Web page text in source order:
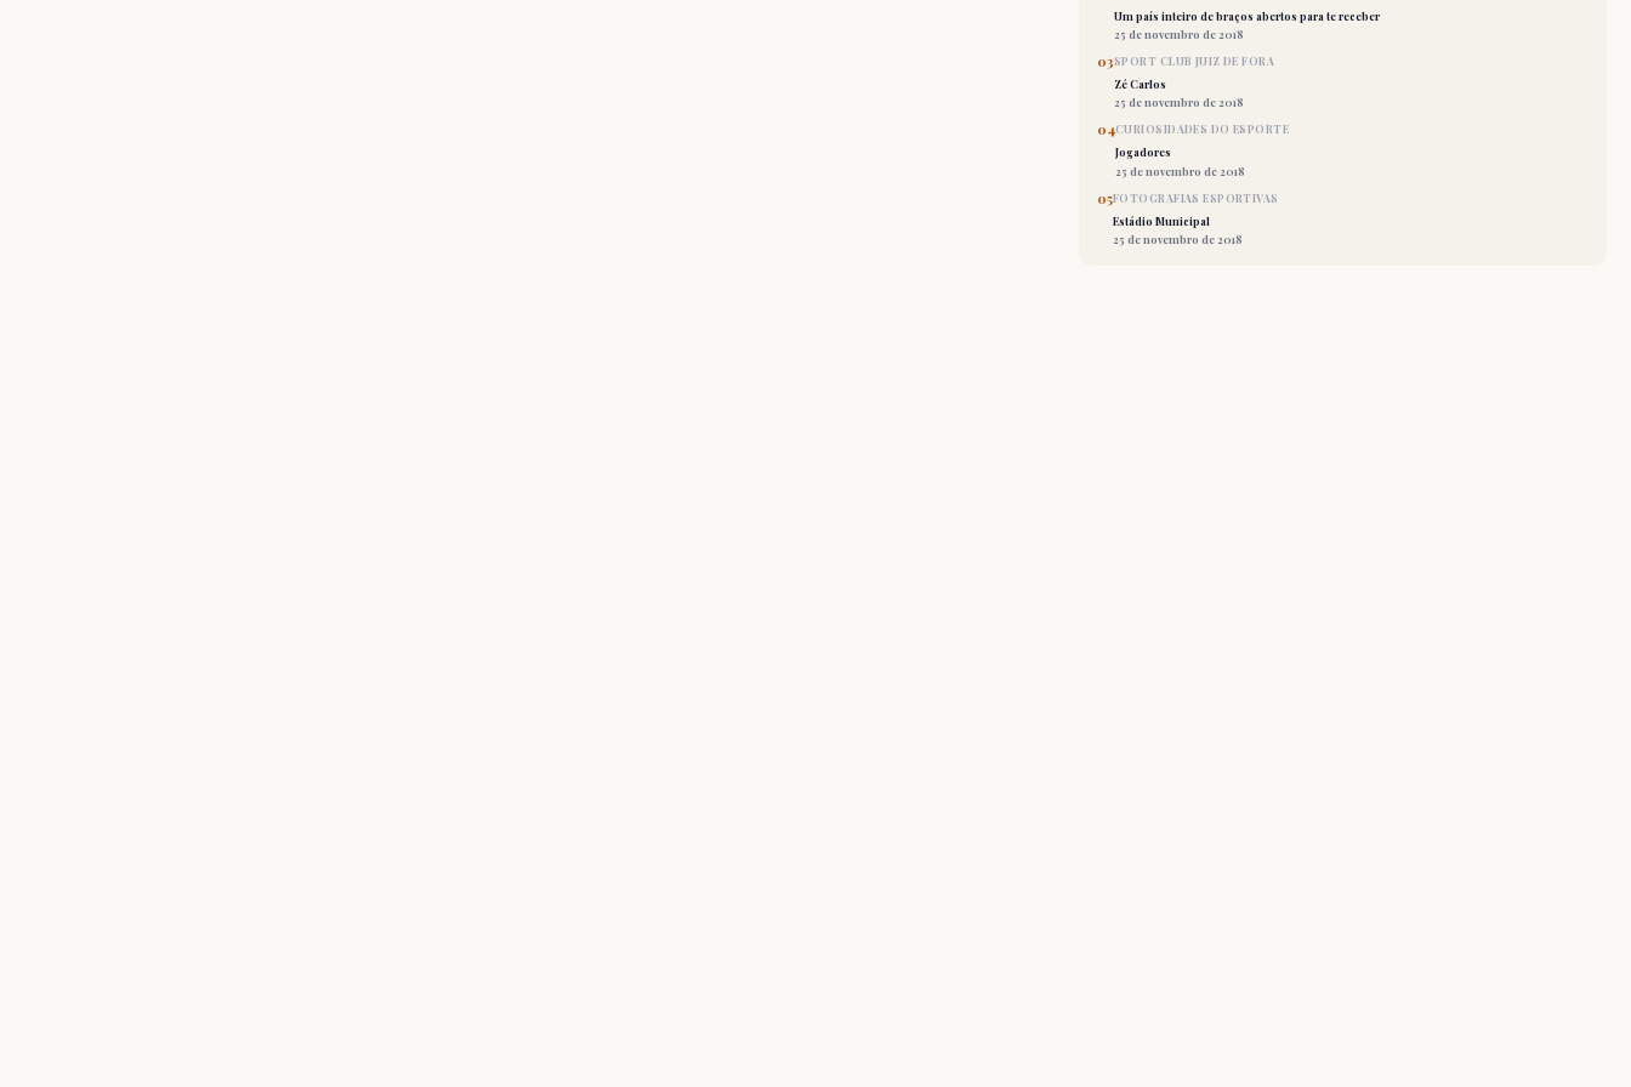
Um país inteiro de braços abertos para te receber
25 de novembro de 2018
03SPORT CLUB JUIZ DE FORA
Zé Carlos
25 de novembro de 2018
04CURIOSIDADES DO ESPORTE
Jogadores
25 de novembro de 2018
05FOTOGRAFIAS ESPORTIVAS
Estádio Municipal
25 de novembro de 2018